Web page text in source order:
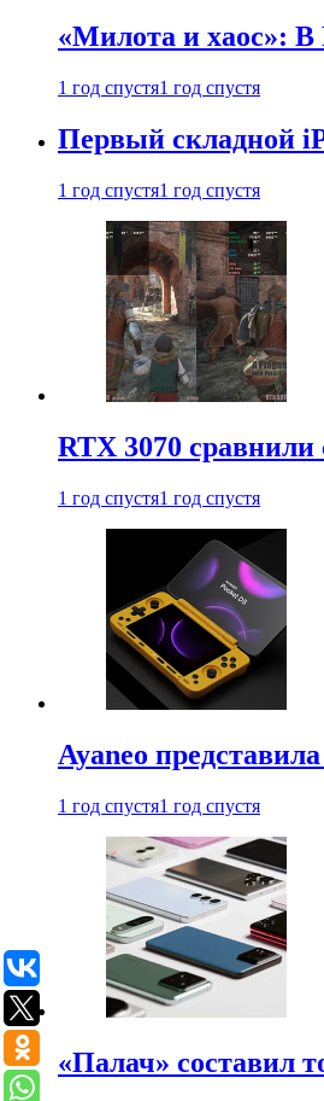
«Милота и хаос»: В
1 год спустя1 год спустя
Первый складной
1 год спустя1 год спустя
RTX 3070 сравнили
1 год спустя1 год спустя
Ayaneo
1 год спустя1 год спустя
«Палач» составил